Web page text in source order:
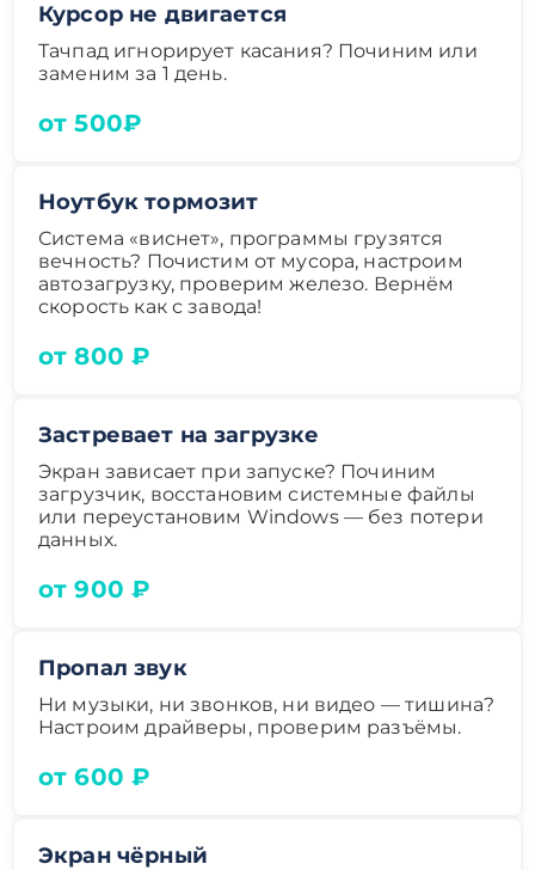
Курсор не двигается
Тачпад игнорирует касания? Починим или
заменим за 1 день.
от 500₽
Ноутбук тормозит
Система «виснет», программы грузятся
вечность? Почистим от мусора, настроим
автозагрузку, проверим железо. Вернём
скорость как с завода!
от 800 ₽
Застревает на загрузке
Экран зависает при запуске? Починим
загрузчик, восстановим системные файлы
или переустановим Windows — без потери
данных.
от 900 ₽
Пропал звук
Ни музыки, ни звонков, ни видео — тишина?
Настроим драйверы, проверим разъёмы.
от 600 ₽
Экран чёрный